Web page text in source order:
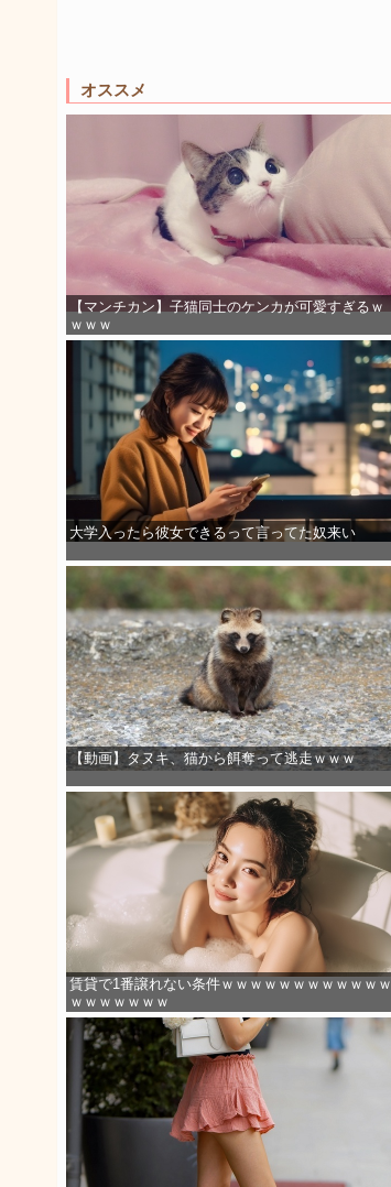
オススメ
【マンチカン】子猫同士のケンカが可愛すぎるｗ
ｗｗｗ
大学入ったら彼女できるって言ってた奴来い
【動画】タヌキ、猫から餌奪って逃走ｗｗｗ
賃貸で1番譲れない条件ｗｗｗｗｗｗｗｗｗｗｗｗ
ｗｗｗｗｗｗｗ